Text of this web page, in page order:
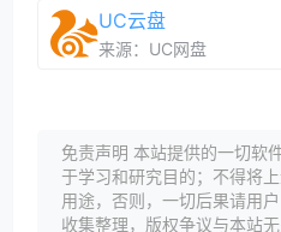
UC云盘
来源：UC网盘
免责声明 本站提供的一切软
于学习和研究目的；不得将
用途，否则，一切后果请用
收集整理，版权争议与本站